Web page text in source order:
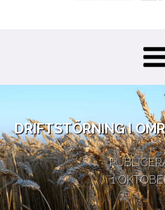
DRIFTSTÖRNING I
1